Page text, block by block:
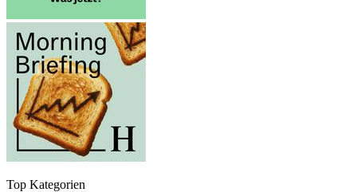
Top Kategorien